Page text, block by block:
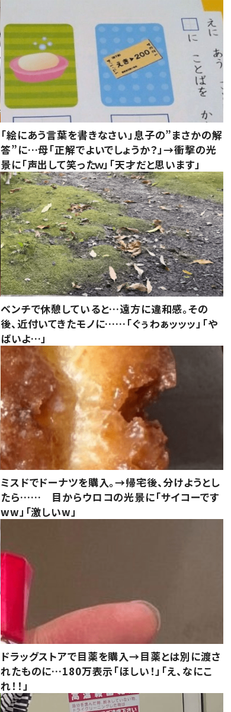
「絵にあう言葉を書きなさい」息子の”まさかの解
答”に…母「正解でよいでしょうか？」→衝撃の光
景に「声出して笑ったｗ」「天才だと思います」
ベンチで休憩していると…遠方に違和感。その
後、近付いてきたモノに……「ぐぅわぁッッッ」「や
ばいよ…」
ミスドでドーナツを購入。→帰宅後、分けようとし
たら…… 目からウロコの光景に「サイコーです
ww」「激しいw」
ドラッグストアで目薬を購入→目薬とは別に渡さ
れたものに…180万表示「ほしい！」「え、なにこ
れ！！」